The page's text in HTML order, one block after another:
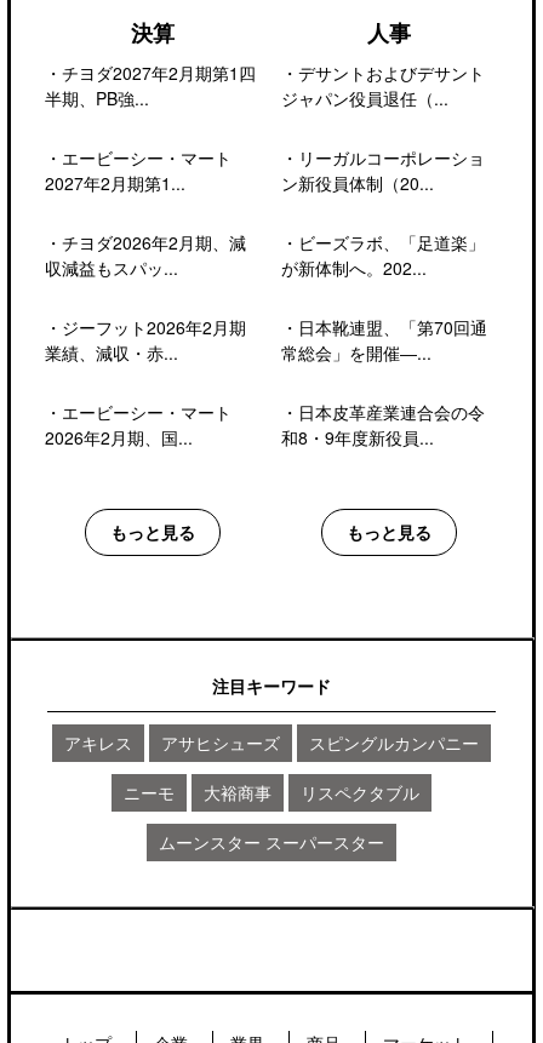
決算
・ チヨダ2027年2月期第1四
半期、PB強...
・ エービーシー・マート
2027年2月期第1...
・ チヨダ2026年2月期、減
収減益もスパッ...
・ ジーフット2026年2月期
業績、減収・赤...
・ エービーシー・マート
2026年2月期、国...
もっと見る
人事
・ デサントおよびデサント
ジャパン役員退任（...
・ リーガルコーポレーショ
ン新役員体制（20...
・ ビーズラボ、「足道楽」
が新体制へ。202...
・ 日本靴連盟、「第70回通
常総会」を開催―...
・ 日本皮革産業連合会の令
和8・9年度新役員...
もっと見る
注目キーワード
アキレス アサヒシューズ スピングルカンパニー
ニーモ 大裕商事 リスペクタブル
ムーンスター スーパースター